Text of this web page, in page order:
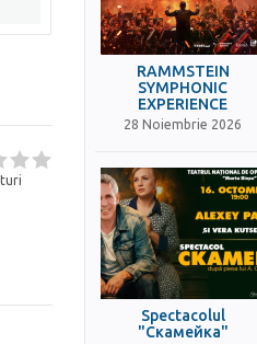
RAMMSTEIN
SYMPHONIC
EXPERIENCE
28 Noiembrie 2026
Spectacolul
"Скамейка"